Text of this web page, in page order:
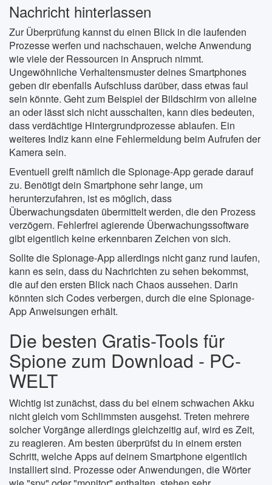
Nachricht hinterlassen
Zur Überprüfung kannst du einen Blick in die laufenden
Prozesse werfen und nachschauen, welche Anwendung
wie viele der Ressourcen in Anspruch nimmt.
Ungewöhnliche Verhaltensmuster deines Smartphones
geben dir ebenfalls Aufschluss darüber, dass etwas faul
sein könnte. Geht zum Beispiel der Bildschirm von alleine
an oder lässt sich nicht ausschalten, kann dies bedeuten,
dass verdächtige Hintergrundprozesse ablaufen. Ein
weiteres Indiz kann eine Fehlermeldung beim Aufrufen der
Kamera sein.
Eventuell greift nämlich die Spionage-App gerade darauf
zu. Benötigt dein Smartphone sehr lange, um
herunterzufahren, ist es möglich, dass
Überwachungsdaten übermittelt werden, die den Prozess
verzögern. Fehlerfrei agierende Überwachungssoftware
gibt eigentlich keine erkennbaren Zeichen von sich.
Sollte die Spionage-App allerdings nicht ganz rund laufen,
kann es sein, dass du Nachrichten zu sehen bekommst,
die auf den ersten Blick nach Chaos aussehen. Darin
könnten sich Codes verbergen, durch die eine Spionage-
App Anweisungen erhält.
Die besten Gratis-Tools für
Spione zum Download - PC-
WELT
Wichtig ist zunächst, dass du bei einem schwachen Akku
nicht gleich vom Schlimmsten ausgehst. Treten mehrere
solcher Vorgänge allerdings gleichzeitig auf, wird es Zeit,
zu reagieren. Am besten überprüfst du in einem ersten
Schritt, welche Apps auf deinem Smartphone eigentlich
installiert sind. Prozesse oder Anwendungen, die Wörter